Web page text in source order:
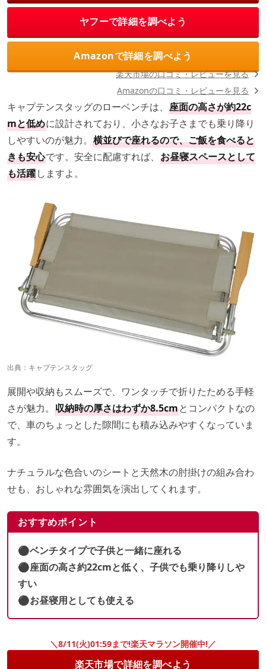
ヤフーで詳細を調べよう
Amazonで詳細を調べよう
キャプテンスタッグのローベンチは、 座面の高さが約22c
mと低めに設計されており、小さなお子さまでも乗り降り
しやすいのが魅力。 横並びで座れるので、ご飯を食べると
きも安心です。安全に配慮すれば、 お昼寝スペースとして
も活躍しますよ。
出典： キャプテンスタッグ
展開や収納もスムーズで、ワンタッチで折りたためる手軽
さが魅力。 収納時の厚さはわずか8.5cmとコンパクトなの
で、車のちょっとした隙間にも積み込みやすくなっていま
す。
ナチュラルな色合いのシートと天然木の肘掛けの組み合わ
せも、おしゃれな雰囲気を演出してくれます。
おすすめポイント
⚫︎ベンチタイプで子供と一緒に座れる
⚫︎座面の高さ約22cmと低く、子供でも乗り降りしや
すい
⚫︎お昼寝用としても使える
＼8/11(火)01:59まで!楽天マラソン開催中!／
楽天市場で詳細を調べよう
楽天市場の口コミ・レビューを見る
Amazonの口コミ・レビューを見る